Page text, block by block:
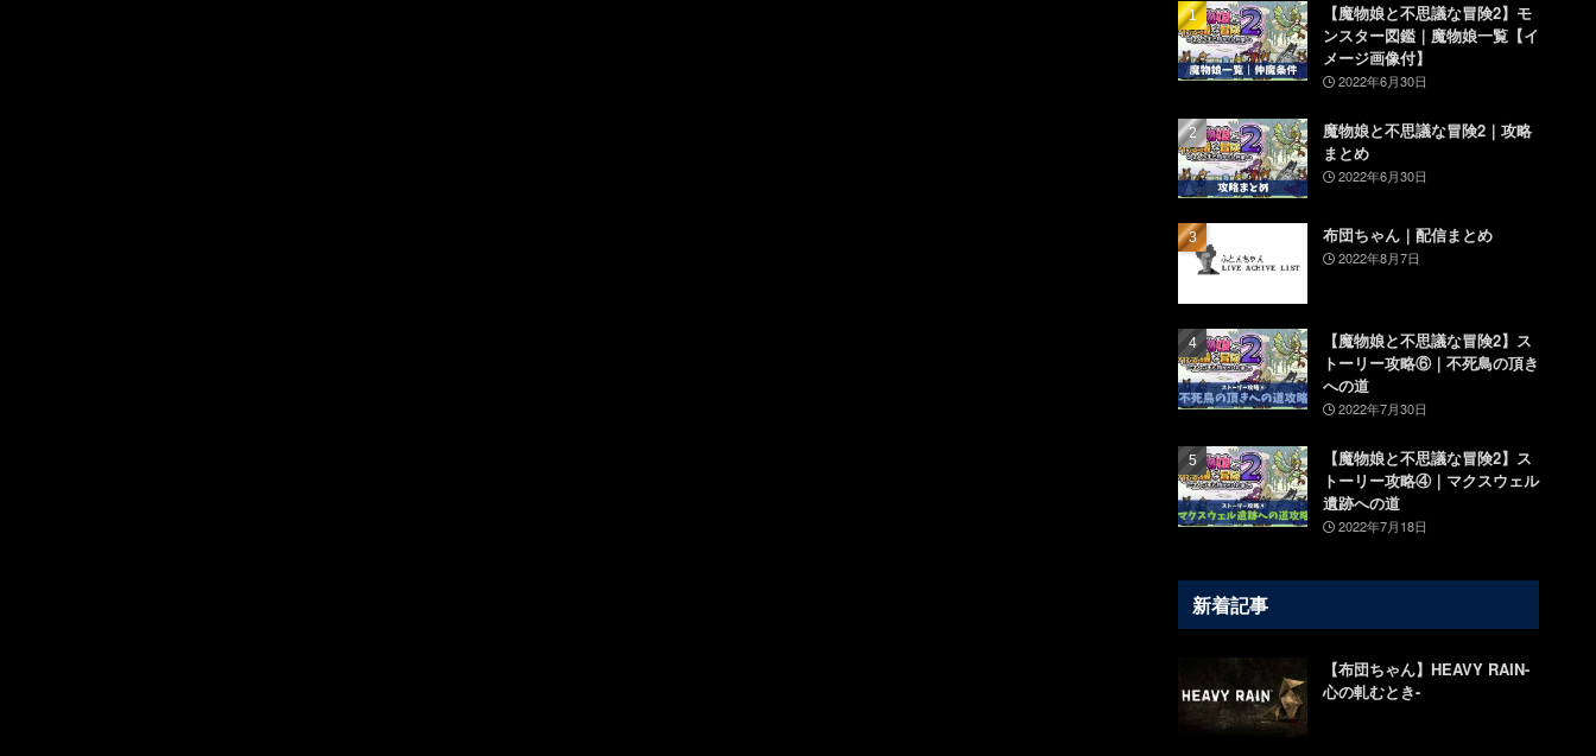
【魔物娘と不思議な冒険2】モ
ンスター図鑑｜魔物娘一覧【イ
メージ画像付】
2022年6月30日
魔物娘と不思議な冒険2｜攻略
まとめ
2022年6月30日
布団ちゃん｜配信まとめ
2022年8月7日
【魔物娘と不思議な冒険2】ス
トーリー攻略⑥｜不死鳥の頂き
への道
2022年7月30日
【魔物娘と不思議な冒険2】ス
トーリー攻略④｜マクスウェル
遺跡への道
2022年7月18日
新着記事
【布団ちゃん】HEAVY RAIN-
心の軋むとき-